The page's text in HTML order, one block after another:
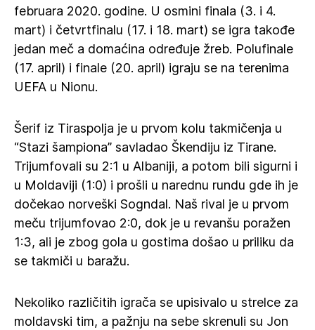
februara 2020. godine. U osmini finala (3. i 4.
mart) i četvrtfinalu (17. i 18. mart) se igra takođe
jedan meč a domaćina određuje žreb. Polufinale
(17. april) i finale (20. april) igraju se na terenima
UEFA u Nionu.
Šerif iz Tiraspolja je u prvom kolu takmičenja u
“Stazi šampiona” savladao Škendiju iz Tirane.
Trijumfovali su 2:1 u Albaniji, a potom bili sigurni i
u Moldaviji (1:0) i prošli u narednu rundu gde ih je
dočekao norveški Sogndal. Naš rival je u prvom
meču trijumfovao 2:0, dok je u revanšu poražen
1:3, ali je zbog gola u gostima došao u priliku da
se takmiči u baražu.
Nekoliko različitih igrača se upisivalo u strelce za
moldavski tim, a pažnju na sebe skrenuli su Jon